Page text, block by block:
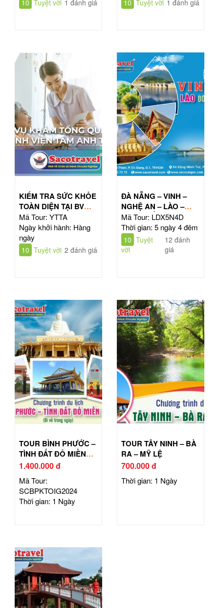
10 Tuyệt vời 1 đánh giá 10 Tuyệt vời 1 đánh giá
KIỂM TRA SỨC KHỎE
TOÀN DIỆN TẠI BV
TÂM ANH HỒ CHÍ
MINH
Mã Tour: YTTA
Ngày khởi hành: Hàng
ngày
10 Tuyệt vời 2 đánh giá
ĐÀ NẴNG – VINH –
NGHỆ AN – LÀO –
ĐÔNG BẮC THÁI LAN
| TOUR 5N4Đ
Mã Tour: LDX5N4D
Thời gian: 5 ngày 4 đêm
10 Tuyệt
vời
12 đánh
giá
TOUR BÌNH PHƯỚC –
TÌNH ĐẤT ĐỎ MIỀN
ĐÔNG
1.400.000 đ
Mã Tour:
SCBPKTOIG2024
Thời gian: 1 Ngày
TOUR TÂY NINH – BÀ
RA – MỸ LỆ
700.000 đ
Thời gian: 1 Ngày